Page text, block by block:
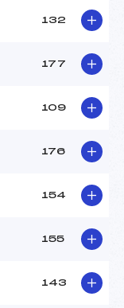
132
177
109
176
154
155
143